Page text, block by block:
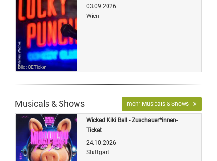
Bild: OETicket
03.09.2026
Wien
Musicals & Shows mehr Musicals & Shows
Wicked Kiki Ball - Zuschauer*innen-
Ticket
24.10.2026
Stuttgart